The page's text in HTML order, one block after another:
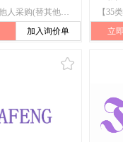
【35类】替他人采购(替其他企业购买商品或服务);市场营销;人事管理咨询;财务审计;寻找赞助
加入询价单 立